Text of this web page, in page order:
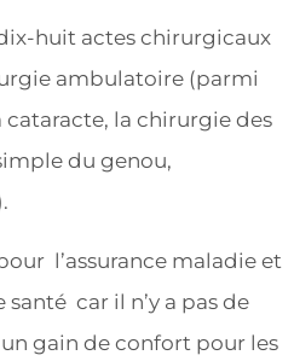
huit actes chirurgicaux
ambulatoire (parmi
cataracte, la chirurgie des
du genou,
l’assurance maladie et
car il n’y a pas de
gain de confort pour les